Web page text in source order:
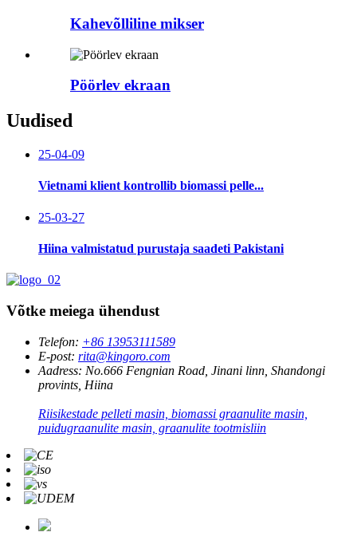
Kahevõlliline mikser
Pöörlev ekraan
Uudised
25-04-09
Vietnami klient kontrollib biomassi pelle...
25-03-27
Hiina valmistatud purustaja saadeti Pakistani
Võtke meiega ühendust
Telefon: +86 13953111589
E-post: rita@kingoro.com
Aadress: No.666 Fengnian Road, Jinani linn, Shandongi
provints, Hiina
Riisikestade pelleti masin, biomassi graanulite masin,
puidugraanulite masin, graanulite tootmisliin